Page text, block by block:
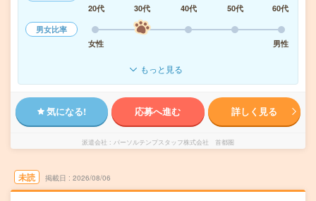
20代
30代 40代 50代
60代
男女比率
女性
男性
もっと見る
気になる! 応募へ進む 詳しく見る
派遣会社 パーソルテンプスタッフ株式会社 首都圏
未読 掲載日 2026/08/06